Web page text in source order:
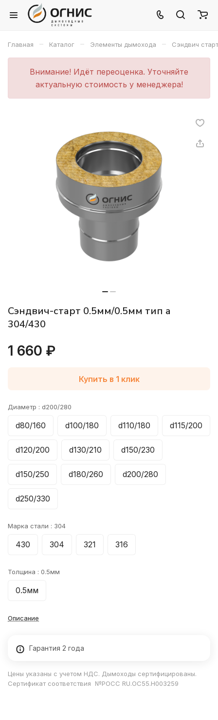
Главная – Каталог – Элементы дымохода – Сэндвич старт
Внимание! Идёт переоценка. Уточняйте
актуальную стоимость у менеджера!
Сэндвич-старт 0.5мм/0.5мм тип а
304/430
1 660 ₽
Купить в 1 клик
Диаметр : d200/280
d80/160 d100/180 d110/180 d115/200
d120/200 d130/210 d150/230
d150/250 d180/260 d200/280
d250/330
Марка стали : 304
430 304 321 316
Толщина : 0.5мм
0.5мм
Описание
Гарантия 2 года
Цены указаны с учетом НДС. Дымоходы сертифицированы.
Сертификат соответствия №РОСС RU.ОС55.Н003259